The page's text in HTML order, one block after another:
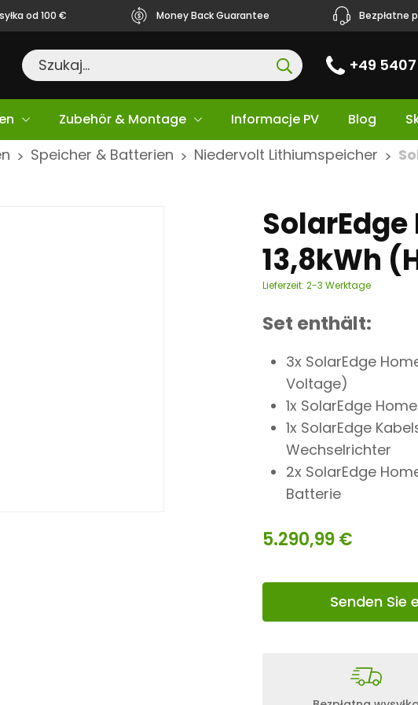
od 100 € Money Back Guarantee Bezpłatne
+49
Zubehör & Montage Informacje PV Blog
> Speicher & Batterien > Niedervolt Lithiumspeicher >
13,8kWh
Lieferzeit: 2-3 Werktage
Set enthält:
3x SolarEdge
Voltage)
1x SolarEdge
1x SolarEdge
Wechselrichter
2x SolarEdge
Batterie
5.290,99€
Senden Sie